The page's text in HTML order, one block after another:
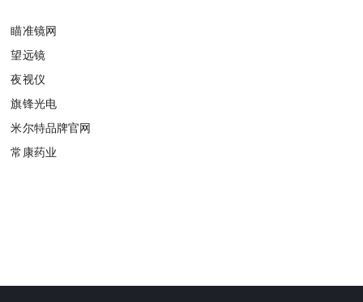
瞄准镜网
望远镜
夜视仪
旗锋光电
米尔特品牌官网
常康药业